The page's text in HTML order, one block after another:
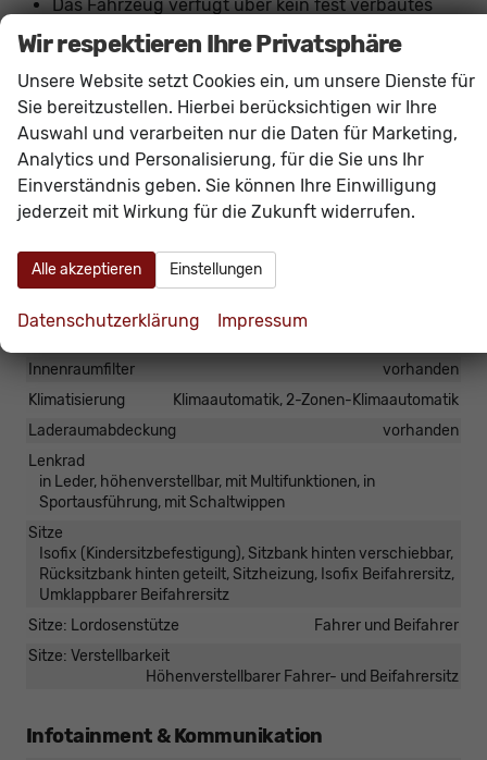
Das Fahrzeug verfügt über kein fest verbautes
Navigationssystem. DurchApple CarPlay /
kompatible Smartphone-Apps (z.B. Google Maps
oder Apple Karten) über den
Fahrzeugbildschirm
möglich.
Innen
Ambiente-Beleuchtung
Armlehnen
Doppelter Laderaumboden
Innenraumfilter
vorhanden
Klimatisierung
Klimaautomatik, 2-Zonen-Klimaautomatik
Laderaumabdeckung
vorhanden
Lenkrad
in Leder, höhenverstellbar, mit Multifunktionen, in
Sportausführung, mit Schaltwippen
Sitze
Isofix (Kindersitzbefestigung), Sitzbank hinten verschiebbar,
Rücksitzbank hinten geteilt, Sitzheizung, Isofix Beifahrersitz,
Umklappbarer Beifahrersitz
Sitze: Lordosenstütze
Fahrer und Beifahrer
Sitze: Verstellbarkeit
Höhenverstellbarer Fahrer- und Beifahrersitz
Infotainment & Kommunikation
Wir respektieren Ihre Privatsphäre
Unsere Website setzt Cookies ein, um unsere Dienste für
Sie bereitzustellen. Hierbei berücksichtigen wir Ihre
Auswahl und verarbeiten nur die Daten für Marketing,
Analytics und Personalisierung, für die Sie uns Ihr
Einverständnis geben. Sie können Ihre Einwilligung
jederzeit mit Wirkung für die Zukunft widerrufen.
Alle akzeptieren Einstellungen
Datenschutzerklärung Impressum